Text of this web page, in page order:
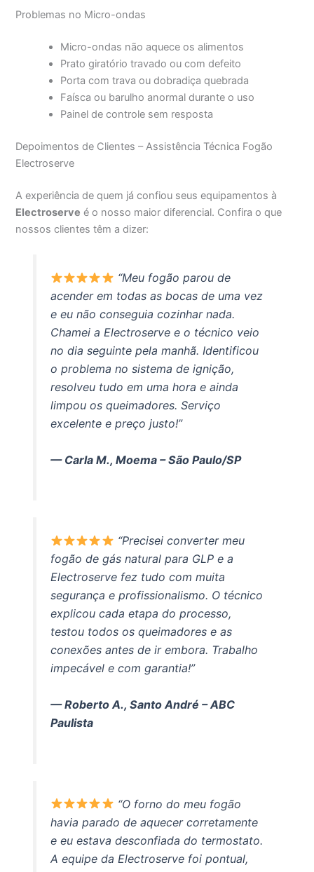
Problemas no Micro-ondas
Micro-ondas não aquece os alimentos
Prato giratório travado ou com defeito
Porta com trava ou dobradiça quebrada
Faísca ou barulho anormal durante o uso
Painel de controle sem resposta
Depoimentos de Clientes – Assistência Técnica Fogão
Electroserve
A experiência de quem já confiou seus equipamentos à
Electroserve é o nosso maior diferencial. Confira o que
nossos clientes têm a dizer:
“Meu fogão parou de
acender em todas as bocas de uma vez
e eu não conseguia cozinhar nada.
Chamei a Electroserve e o técnico veio
no dia seguinte pela manhã. Identificou
o problema no sistema de ignição,
resolveu tudo em uma hora e ainda
limpou os queimadores. Serviço
excelente e preço justo!”
— Carla M., Moema – São Paulo/SP
“Precisei converter meu
fogão de gás natural para GLP e a
Electroserve fez tudo com muita
segurança e profissionalismo. O técnico
explicou cada etapa do processo,
testou todos os queimadores e as
conexões antes de ir embora. Trabalho
impecável e com garantia!”
— Roberto A., Santo André – ABC
Paulista
“O forno do meu fogão
havia parado de aquecer corretamente
e eu estava desconfiada do termostato.
A equipe da Electroserve foi pontual,